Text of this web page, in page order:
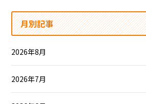
月別記事
2026年8月
2026年7月